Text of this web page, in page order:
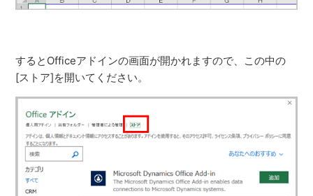
するとOfficeアドインの画面が開かれますので、この中の
[ストア]を開いてください。